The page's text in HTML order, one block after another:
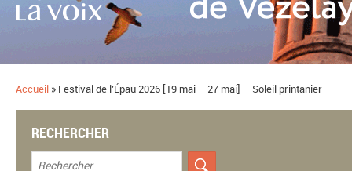
Accueil » ​Festival de l’Épau 2026 [19 mai – 27 mai] – Soleil printanier
RECHERCHER